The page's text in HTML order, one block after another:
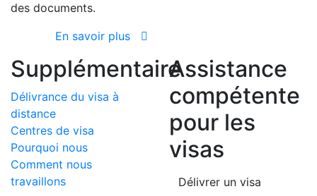
des documents.
En savoir plus
Supplémentaire
Délivrance du visa à
distance
Centres de visa
Pourquoi nous
Comment nous
travaillons
Assistance
compétente
pour les
visas
Délivrer un visa